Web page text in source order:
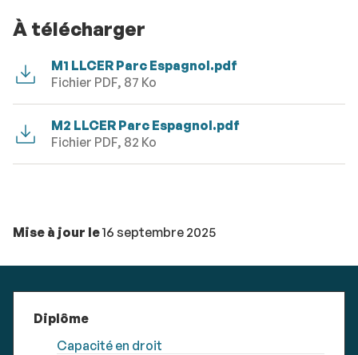
À télécharger
M1 LLCER Parc Espagnol.pdf
Fichier PDF, 87 Ko
M2 LLCER Parc Espagnol.pdf
Fichier PDF, 82 Ko
Mise à jour le16 septembre 2025
Diplôme
Capacité en droit